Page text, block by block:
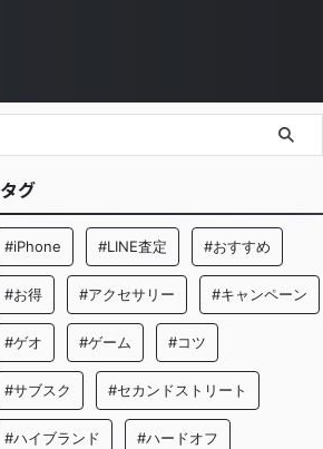
タグ
#iPhone #LINE査定 #おすすめ
#お得 #アクセサリー #キャンペーン
#ゲオ #ゲーム #コツ
#サブスク #セカンドストリート
#ハイブランド #ハードオフ